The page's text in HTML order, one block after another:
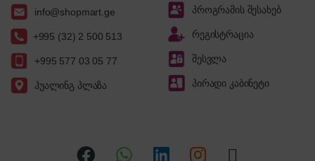
info@shopmart.ge
+995 (32) 2 500 513
+995 577 03 05 77
ჰუალინგ პლაზა
პროგრამის შესახებ
რეგისტრაცია
შესვლა
პირადი კაბინეტი